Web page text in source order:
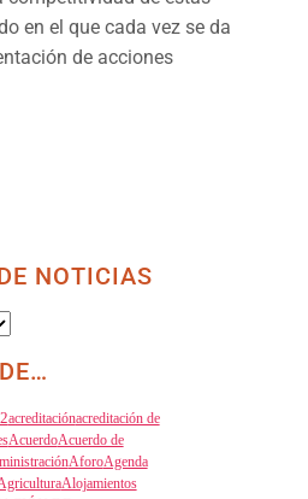
en el que cada vez se da
de acciones
NOTICIAS
acreditaciónacreditación de
AcuerdoAcuerdo de
AforoAgenda
Alojamientos